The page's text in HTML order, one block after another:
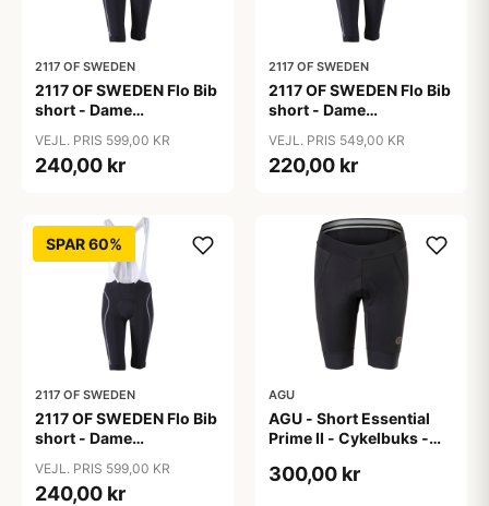
2117 OF SWEDEN
2117 OF SWEDEN Flo Bib
short - Dame
Sort - Str. 36
VEJL. PRIS 599,00 KR
240,00 kr
2117 OF SWEDEN
2117 OF SWEDEN Flo Bib
short - Dame
Sort - Str. 38
VEJL. PRIS 549,00 KR
220,00 kr
SPAR 60%
2117 OF SWEDEN
2117 OF SWEDEN Flo Bib
short - Dame
Sort - Str. 40
VEJL. PRIS 599,00 KR
240,00 kr
AGU
AGU - Short Essential
Prime II - Cykelbuks -
300,00 kr